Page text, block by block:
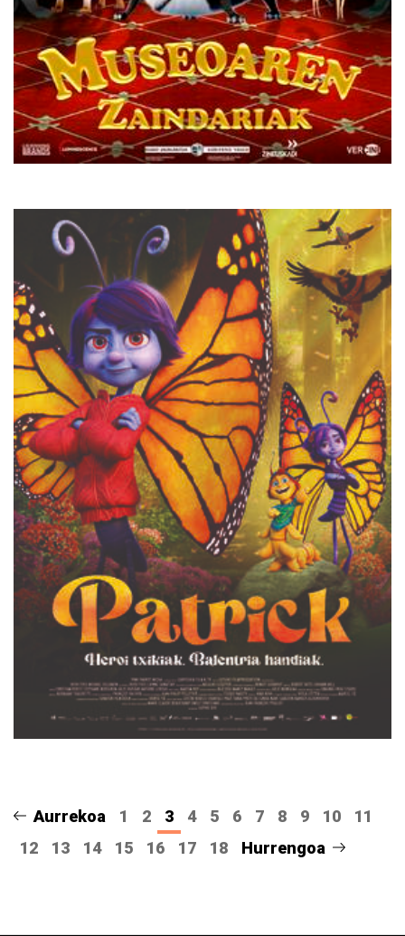
Aurrekoa 1 2 3 4 5 6 7 8 9 10
11
12
13 14 15 16 17 18 Hurrengoa